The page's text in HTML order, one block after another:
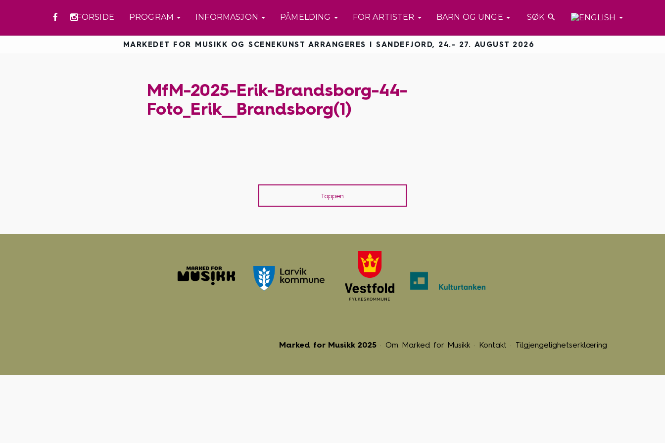
FORSIDE PROGRAM INFORMASJON PÅMELDING FOR ARTISTER BARN OG UNGE SØK 
MARKEDET FOR MUSIKK OG SCENEKUNST ARRANGERES I SANDEFJORD, 24.- 27. AUGUST 2026
MfM-2025-Erik-Brandsborg-44-
Foto_Erik__Brandsborg(1)
Toppen
Marked for Musikk 2025 Om Marked for Musikk Kontakt Tilgjengelighetserklæring